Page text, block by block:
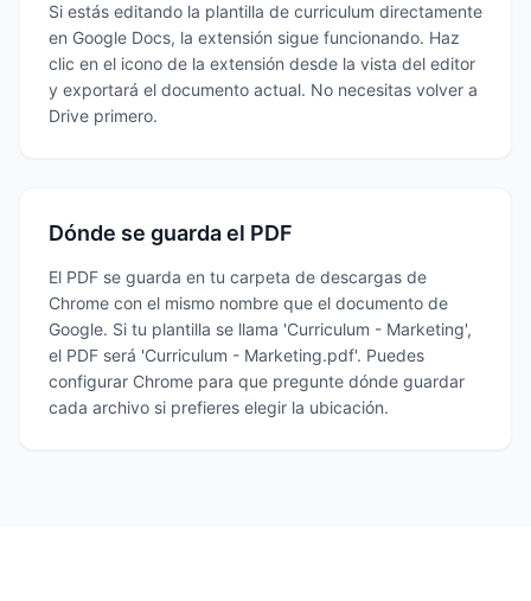
Si estás editando la plantilla de curriculum directamente
en Google Docs, la extensión sigue funcionando. Haz
clic en el icono de la extensión desde la vista del editor
y exportará el documento actual. No necesitas volver a
Drive primero.
Dónde se guarda el PDF
El PDF se guarda en tu carpeta de descargas de
Chrome con el mismo nombre que el documento de
Google. Si tu plantilla se llama 'Curriculum - Marketing',
el PDF será 'Curriculum - Marketing.pdf'. Puedes
configurar Chrome para que pregunte dónde guardar
cada archivo si prefieres elegir la ubicación.